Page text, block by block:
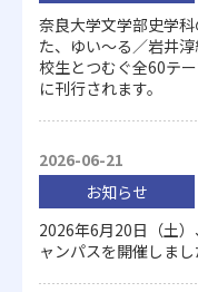
奈良大学文学部史学
た、ゆい～る／岩井淳
校生とつむぐ全60テ
に刊行されます。
2026-06-21
お知らせ
2026年6月20日（土
ャンパスを開催しまし